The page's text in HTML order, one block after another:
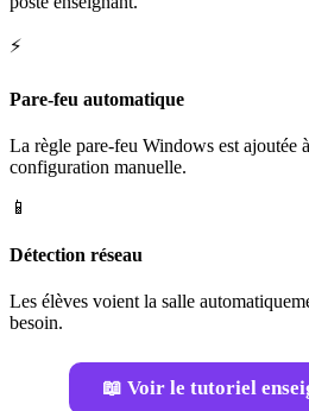
⚡
Pare-feu automatique
La règle pare-feu Windows est ajoutée
configuration manuelle.
📱
Détection réseau
Les élèves voient la salle
besoin.
📖 Voir le tutoriel